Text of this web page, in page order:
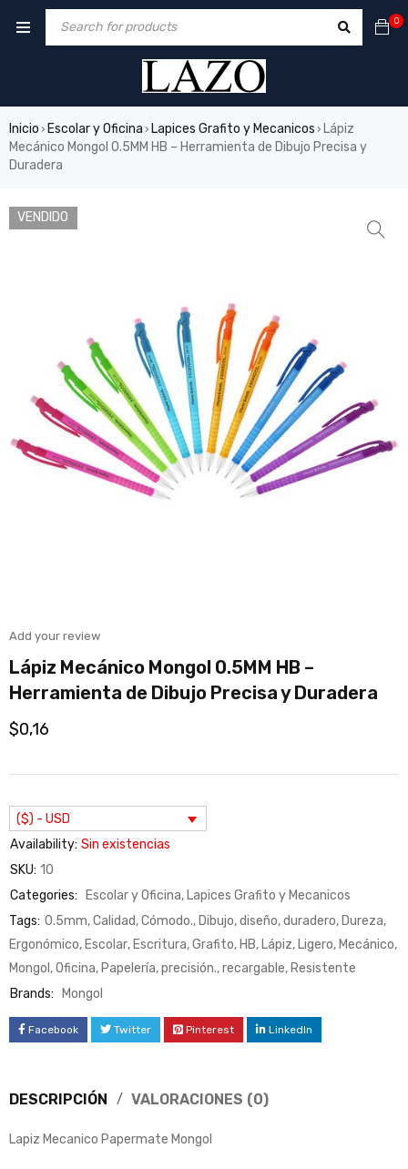
0
Inicio › Escolar y Oficina › Lapices Grafito y Mecanicos › Lápiz
Mecánico Mongol 0.5MM HB – Herramienta de Dibujo Precisa y
Duradera
VENDIDO
Add your review
Lápiz Mecánico Mongol 0.5MM HB –
Herramienta de Dibujo Precisa y Duradera
$0,16
($) - USD
Availability: Sin existencias
SKU: 10
Categories: Escolar y Oficina,Lapices Grafito y Mecanicos
Tags: 0.5mm,Calidad,Cómodo.,Dibujo,diseño,duradero,Dureza,
Ergonómico,Escolar,Escritura,Grafito,HB,Lápiz,Ligero,Mecánico,
Mongol,Oficina,Papelería,precisión.,recargable,Resistente
Brands: Mongol
Facebook Twitter Pinterest LinkedIn
DESCRIPCIÓN VALORACIONES (0)
Lapiz Mecanico Papermate Mongol